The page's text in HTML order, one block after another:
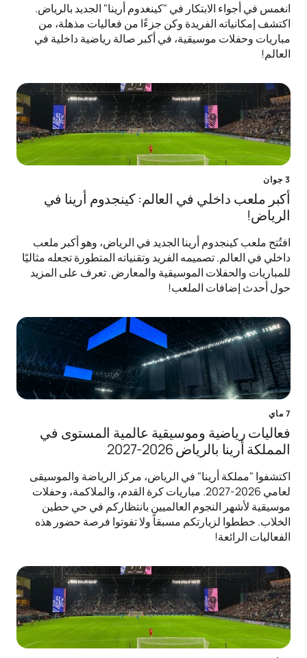
انغمس في أجواء الابتكار في "كينغدوم أرينا" الجديد بالرياض.
اكتشف إمكانياته الفريدة وكن جزءًا من فعاليات مذهلة، من
مباريات وحفلات موسيقية، في أكبر صالة رياضية داخلية في
العالم!
3 جوان
أكبر ملعب داخلي في العالم: كينجدوم أرينا في
الرياض!
افتُتح ملعب كينجدوم أرينا الجديد في الرياض، وهو أكبر ملعب
داخلي في العالم. تصميمه الفريد وتقنياته المتطورة تجعله مثاليًا
للمباريات والحفلات الموسيقية والمعارض. تعرف على المزيد
حول أحدث إضافات الملعب!
7 ماي
فعاليات رياضية وموسيقية عالمية المستوى في
المملكة أرينا بالرياض 2026-2027
اكتشفوا "مملكة أرينا" في الرياض، مركز الرياضة والموسيقى
لعامي 2026-2027. مباريات كرة القدم، والملاكمة، وحفلات
موسيقية لأشهر النجوم العالميين بانتظاركم في حي حطين
الخلاب. خططوا لزيارتكم مسبقاً ولا تفوتوا فرصة حضور هذه
الفعاليات الرائعة!